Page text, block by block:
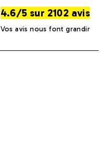
4.6/5 sur 2102 avis
Vos avis nous font grandir